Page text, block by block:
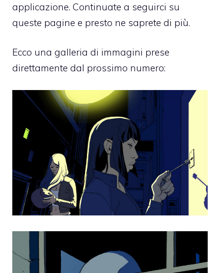
applicazione. Continuate a seguirci su
queste pagine e presto ne saprete di più.
Ecco una galleria di immagini prese
direttamente dal prossimo numero: